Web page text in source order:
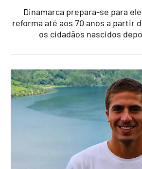
Dinamarca prepara-se para
reforma até aos 70 anos a partir
os cidadãos nascidos